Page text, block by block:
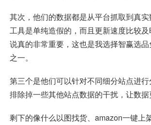
其次，他们的数据都是从平台抓取到真
工具是单纯造假的，而且更新速度比较
说真的非常重要，这也是我选择智赢选
之一。
第三个是他们可以针对不同细分站点进
排除掉一些其他站点数据的干扰，让数据
剩下的像什么以图找货、amazon一键上